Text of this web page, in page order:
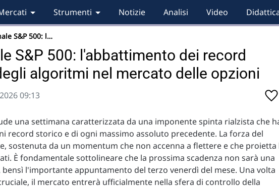
Strumenti Notizie Analisi Video
S&P 500: l…
S&P 500: l'abbattimento dei record
algoritmi nel mercato delle opzioni
09:13
una settimana caratterizzata da una imponente spinta rialzista che
record storico e di ogni massimo assoluto precedente. La forza del
sostenuta da un momentum che non accenna a flettere e che proietta
È fondamentale sottolineare che la prossima scadenza non sarà una
bensì l'importante appuntamento del terzo venerdì del mese. Una volta
il mercato entrerà ufficialmente nella sfera di controllo della